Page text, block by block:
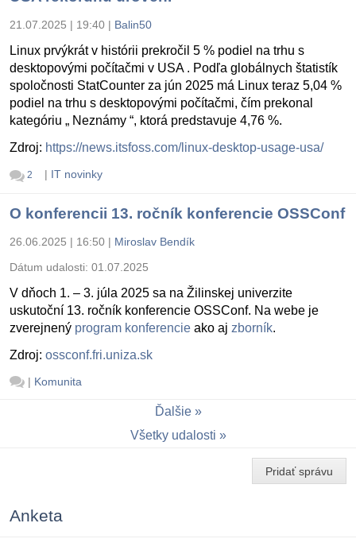
21.07.2025 | 19:40 | Balin50
Linux prvýkrát v histórii prekročil 5 % podiel na trhu s
desktopovými počítačmi v USA . Podľa globálnych štatistík
spoločnosti StatCounter za jún 2025 má Linux teraz 5,04 %
podiel na trhu s desktopovými počítačmi, čím prekonal
kategóriu „ Neznámy “, ktorá predstavuje 4,76 %.
Zdroj: https://news.itsfoss.com/linux-desktop-usage-usa/
2 | IT novinky
O konferencii 13. ročník konferencie OSSConf
26.06.2025 | 16:50 | Miroslav Bendík
Dátum udalosti: 01.07.2025
V dňoch 1. – 3. júla 2025 sa na Žilinskej univerzite
uskutoční 13. ročník konferencie OSSConf. Na webe je
zverejnený program konferencie ako aj zborník.
Zdroj: ossconf.fri.uniza.sk
| Komunita
Ďalšie
Všetky udalosti
Pridať správu
Anketa